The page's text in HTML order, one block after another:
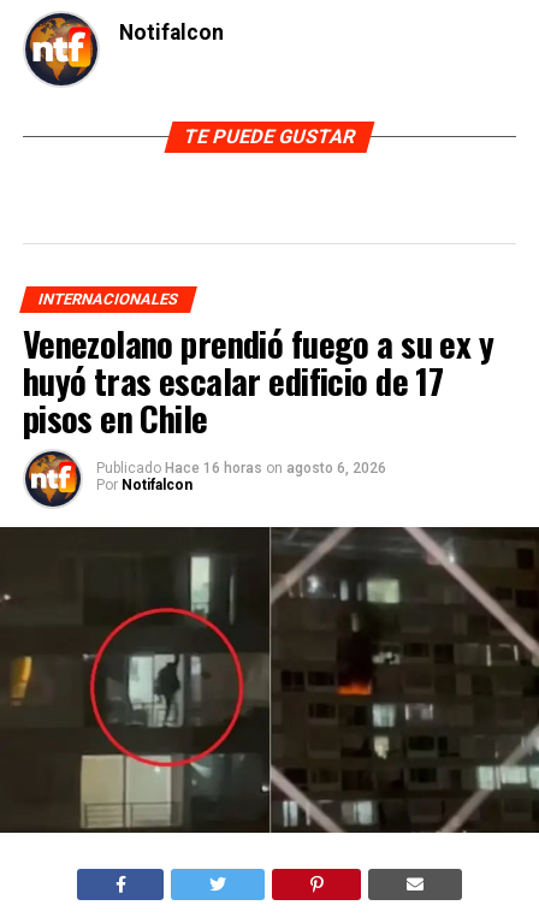
Notifalcon
TE PUEDE GUSTAR
INTERNACIONALES
Venezolano prendió fuego a su ex y
huyó tras escalar edificio de 17
pisos en Chile
Publicado Hace 16 horas on agosto 6, 2026
Por Notifalcon